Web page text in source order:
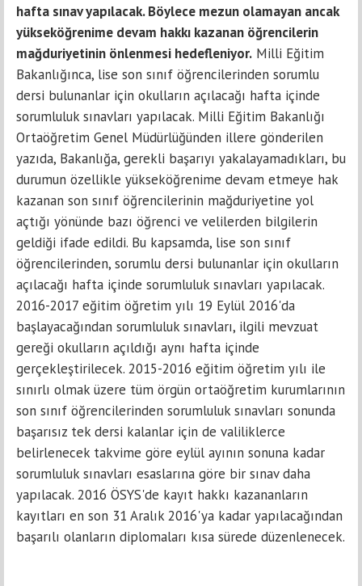
hafta sınav yapılacak. Böylece mezun olamayan ancak
yükseköğrenime devam hakkı kazanan öğrencilerin
mağduriyetinin önlenmesi hedefleniyor. Milli Eğitim
Bakanlığınca, lise son sınıf öğrencilerinden sorumlu
dersi bulunanlar için okulların açılacağı hafta içinde
sorumluluk sınavları yapılacak. Milli Eğitim Bakanlığı
Ortaöğretim Genel Müdürlüğünden illere gönderilen
yazıda, Bakanlığa, gerekli başarıyı yakalayamadıkları, bu
durumun özellikle yükseköğrenime devam etmeye hak
kazanan son sınıf öğrencilerinin mağduriyetine yol
açtığı yönünde bazı öğrenci ve velilerden bilgilerin
geldiği ifade edildi. Bu kapsamda, lise son sınıf
öğrencilerinden, sorumlu dersi bulunanlar için okulların
açılacağı hafta içinde sorumluluk sınavları yapılacak.
2016-2017 eğitim öğretim yılı 19 Eylül 2016'da
başlayacağından sorumluluk sınavları, ilgili mevzuat
gereği okulların açıldığı aynı hafta içinde
gerçekleştirilecek. 2015-2016 eğitim öğretim yılı ile
sınırlı olmak üzere tüm örgün ortaöğretim kurumlarının
son sınıf öğrencilerinden sorumluluk sınavları sonunda
başarısız tek dersi kalanlar için de valiliklerce
belirlenecek takvime göre eylül ayının sonuna kadar
sorumluluk sınavları esaslarına göre bir sınav daha
yapılacak. 2016 ÖSYS'de kayıt hakkı kazananların
kayıtları en son 31 Aralık 2016'ya kadar yapılacağından
başarılı olanların diplomaları kısa sürede düzenlenecek.